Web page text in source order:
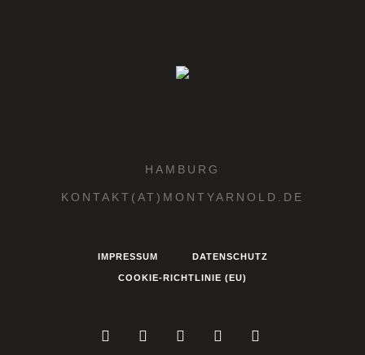
HAMBURG
KONTAKT(AT)MONTYARNOLD.DE
IMPRESSUM DATENSCHUTZ
COOKIE-RICHTLINIE (EU)